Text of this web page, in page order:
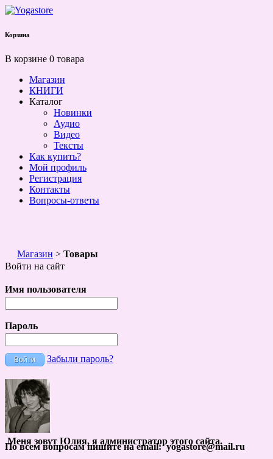
Корзина
В корзине 0 товара
Магазин
КНИГИ
Каталог
Новинки
Аудио
Видео
Тексты
Как купить?
Мой профиль
Регистрация
Контакты
Вопросы-ответы
Магазин > Товары
Войти на сайт
Имя пользователя
Пароль
Забыли пароль?
Меня зовут Юлия, я администратор этого сайта.
По всем вопросам пишите на email: yogastore@mail.ru